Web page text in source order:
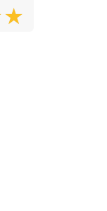
★
★